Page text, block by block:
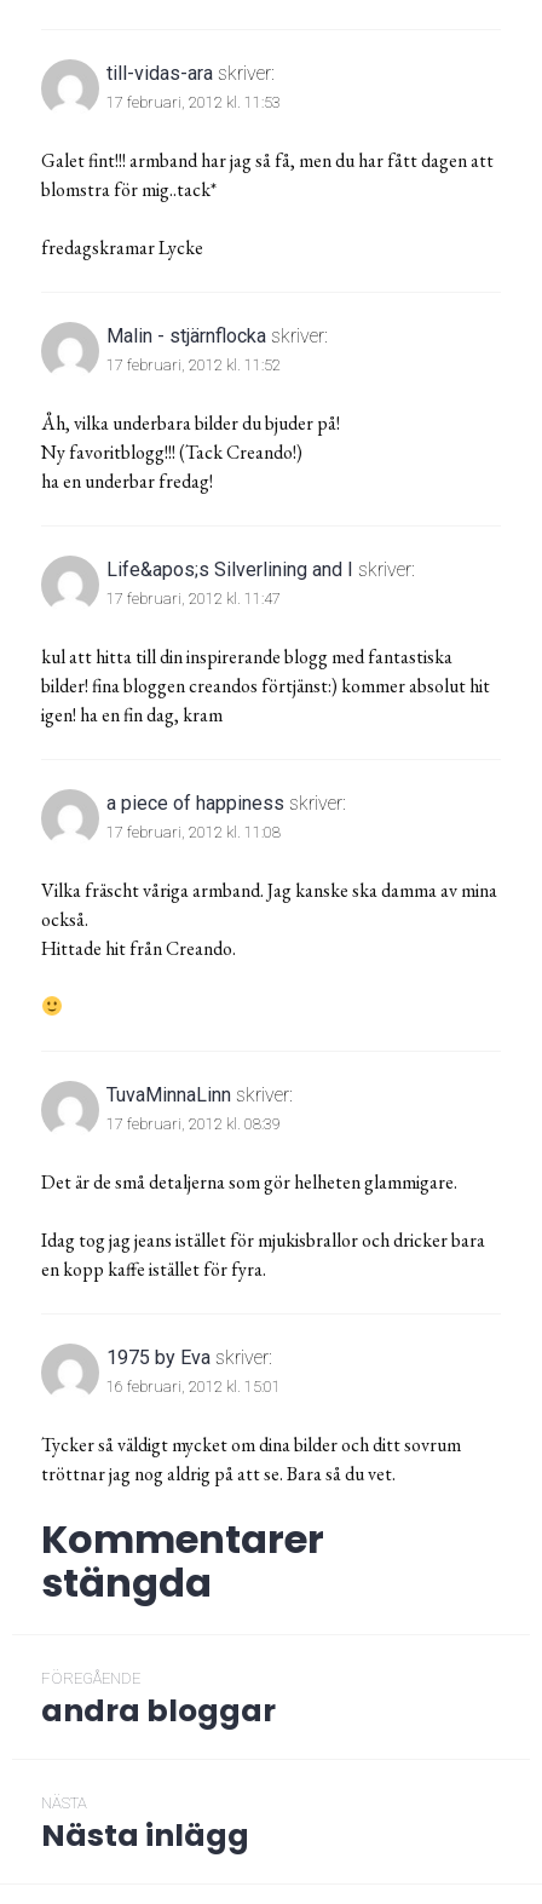
till-vidas-ara skriver:
17 februari, 2012 kl. 11:53
Galet fint!!! armband har jag så få, men du har fått dagen att
blomstra för mig..tack*
fredagskramar Lycke
Malin - stjärnflocka skriver:
17 februari, 2012 kl. 11:52
Åh, vilka underbara bilder du bjuder på!
Ny favoritblogg!!! (Tack Creando!)
ha en underbar fredag!
Life&apos;s Silverlining and I skriver:
17 februari, 2012 kl. 11:47
kul att hitta till din inspirerande blogg med fantastiska
bilder! fina bloggen creandos förtjänst:) kommer absolut hit
igen! ha en fin dag, kram
a piece of happiness skriver:
17 februari, 2012 kl. 11:08
Vilka fräscht våriga armband. Jag kanske ska damma av mina
också.
Hittade hit från Creando.
TuvaMinnaLinn skriver:
17 februari, 2012 kl. 08:39
Det är de små detaljerna som gör helheten glammigare.
Idag tog jag jeans istället för mjukisbrallor och dricker bara
en kopp kaffe istället för fyra.
1975 by Eva skriver:
16 februari, 2012 kl. 15:01
Tycker så väldigt mycket om dina bilder och ditt sovrum
tröttnar jag nog aldrig på att se. Bara så du vet.
Kommentarer
stängda
FÖREGÅENDE
Föregående
andra bloggar
NÄSTA
Nästa
Nästa inlägg